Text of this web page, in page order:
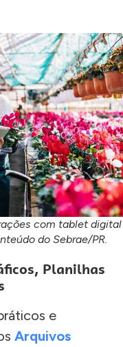
com tablet digital
do Sebrae/PR.
Planilhas
e
Arquivos